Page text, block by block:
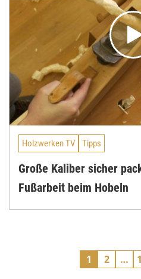
Holzwerken TV Tipps
Große Kaliber sicher
Fußarbeit beim Hobeln
1 2 …